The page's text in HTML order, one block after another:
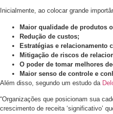
Inicialmente, ao colocar grande
Maior qualidade de produtos
Redução de custos;
Estratégias e relacionamento
Mitigação de riscos de
O poder de tomar melhores
Maior senso de controle e
Além disso, segundo um estudo da
“Organizações que posicionam sua
crescimento de receita ‘significativo’